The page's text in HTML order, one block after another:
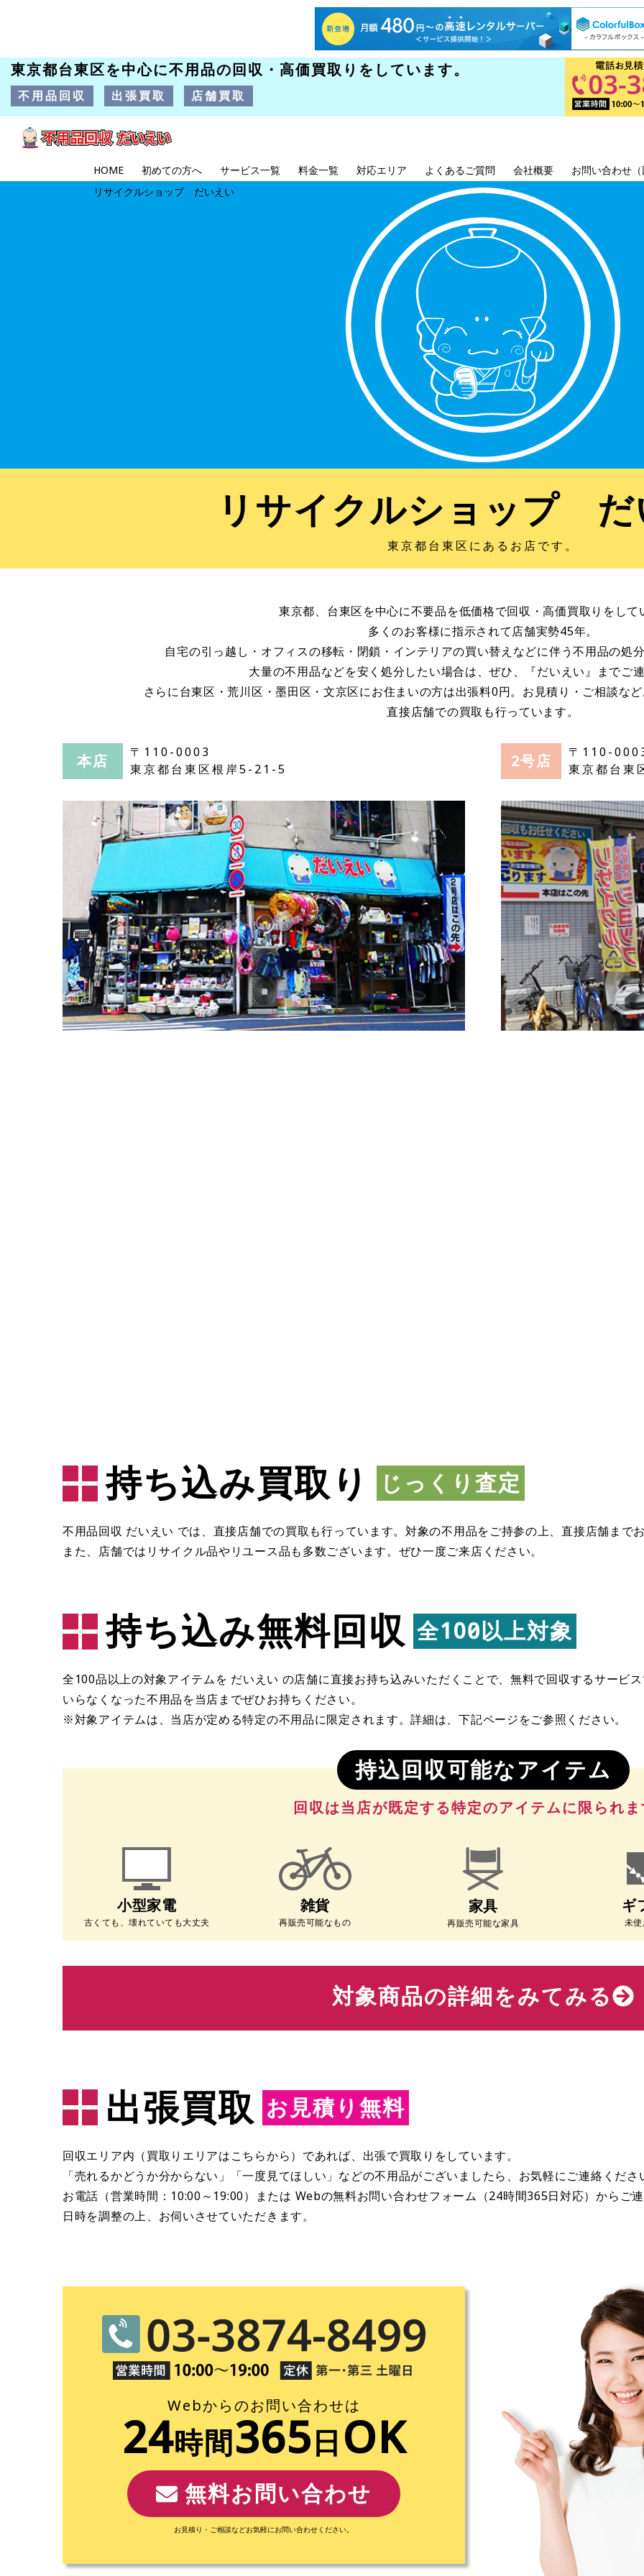
東京都台東区を中心に不用品の回収・高価買取りをしています。
不用品回収 出張買取 店舗買取
HOME 初めての方へ サービス一覧 料金一覧 対応エリア よくあるご質問 会社概要 お問い合わせ（
リサイクルショップ だいえい
リサイクルショップ だ
東京都台東区にあるお店です。
東京都、台東区を中心に不要品を低価格で回収・高価買取りをして
多くのお客様に指示されて店舗実勢45年。
自宅の引っ越し・オフィスの移転・閉鎖・インテリアの買い替えなどに伴う不用品の処
大量の不用品などを安く処分したい場合は、ぜひ、『だいえい』までご連
さらに台東区・荒川区・墨田区・文京区にお住まいの方は出張料0円。お見積り・ご相談な
直接店舗での買取も行っています。
本店
〒110-0003
東京都台東区根岸5-21-5
2号店
〒110-
東京都台東
持ち込み買取り じっくり査定
不用品回収 だいえい では、直接店舗での買取も行っています。対象の不用品をご持参の上、直接店舗までお
また、店舗ではリサイクル品やリユース品も多数ございます。ぜひ一度ご来店ください。
持ち込み無料回収 全100品以上対象
全100品以上の対象アイテムを だいえい の店舗に直接お持ち込みいただくことで、無料で回収するサービス
いらなくなった不用品を当店までぜひお持ちください。
※対象アイテムは、当店が定める特定の不用品に限定されます。詳細は、下記ページをご参照ください。
持込回収可能なアイテム
回収は当店が既定する特定のアイテムに限られま
小型家電
古くても、壊れていても大丈夫
雑貨
再販売可能なもの
家具
再販売可能な家具
ギ
未
対象商品の詳細をみてみる
出張買取 お見積り無料
回収エリア内（買取りエリアはこちらから）であれば、出張で買取りをしています。
「売れるかどうか分からない」「一度見てほしい」などの不用品がございましたら、お気軽にご連絡くださ
お電話（営業時間：10:00～19:00）または Webの無料お問い合わせフォーム（24時間365日対応）からご連
日時を調整の上、お伺いさせていただきます。
Webからのお問い合わせは
24時間365日OK
無料お問い合わせ
お見積り・ご相談などお気軽にお問い合わせください。